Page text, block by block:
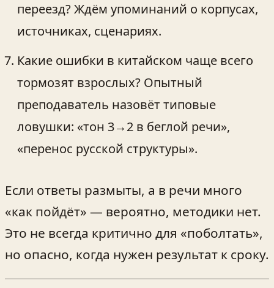
переезд? Ждём упоминаний о корпусах,
источниках, сценариях.
Какие ошибки в китайском чаще всего
тормозят взрослых? Опытный
преподаватель назовёт типовые
ловушки: «тон 3→2 в беглой речи»,
«перенос русской структуры».
Если ответы размыты, а в речи много
«как пойдёт» — вероятно, методики нет.
Это не всегда критично для «поболтать»,
но опасно, когда нужен результат к сроку.